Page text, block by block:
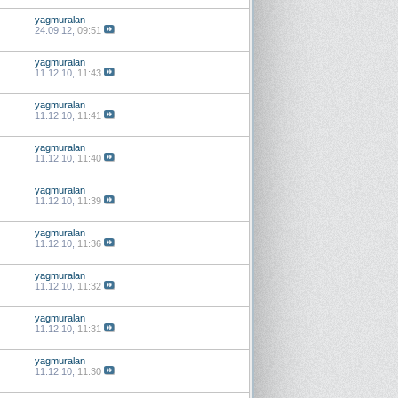
yagmuralan
24.09.12, 09:51
yagmuralan
11.12.10, 11:43
yagmuralan
11.12.10, 11:41
yagmuralan
11.12.10, 11:40
yagmuralan
11.12.10, 11:39
yagmuralan
11.12.10, 11:36
yagmuralan
11.12.10, 11:32
yagmuralan
11.12.10, 11:31
yagmuralan
11.12.10, 11:30